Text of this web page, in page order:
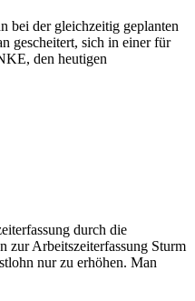
bei der gleichzeitig geplanten
gescheitert, sich in einer für
den heutigen
durch die
zur Arbeitszeiterfassung Sturm
nur zu erhöhen. Man